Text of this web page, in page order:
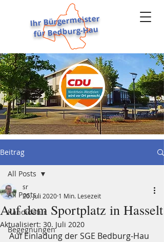
Ihr Bürgermeister
für Bedburg-Hau
STEPHAN REINDERS
Beitrag
All Posts
Kandidatur
Begegnungen
All Posts
Auf dem Sportplatz in Hasselt
sr
20. Juli 2020 1 Min. Lesezeit
Aktualisiert: 30. Juli 2020
Auf Einladung der SGE Bedburg-Hau